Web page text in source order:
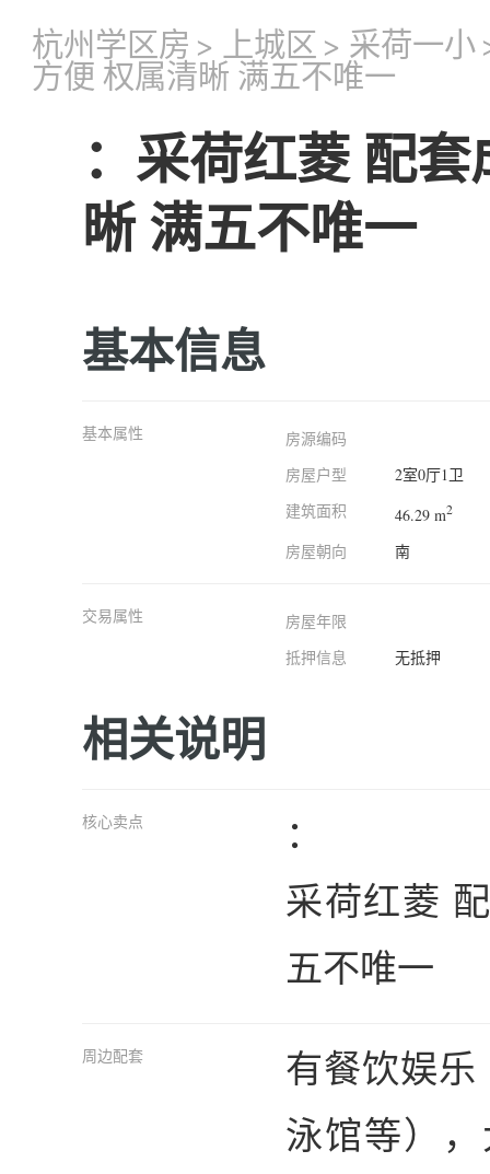
杭州学区房 > 上城区 > 采荷一小
方便 权属清晰 满五不唯一
：采荷红菱 配
晰 满五不唯一
基本信息
基本属性
房源编码
房屋户型
2室0厅1卫
建筑面积
46.29 m2
房屋朝向 南
交易属性
房屋年限
抵押信息
无抵押
相关说明
核心卖点
：
采荷红菱
五不唯一
周边配套
有餐饮娱乐
泳馆等）